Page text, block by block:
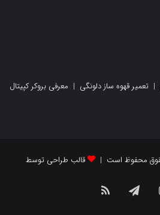
| تعمیر قهوه ساز دلونگی | معرفی بروکر کپیتال
قالب طراحی توسط
اینستاگرامتلگرامخوراک